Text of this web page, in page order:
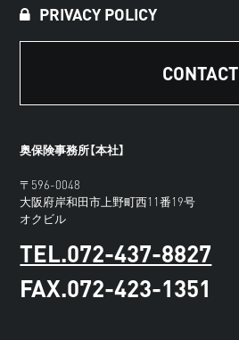
PRIVACY POLICY
CONTACT
奥保険事務所【本社】
〒596-0048
大阪府岸和田市上野町西11番19号
オクビル
TEL.072-437-8827
FAX.072-423-1351